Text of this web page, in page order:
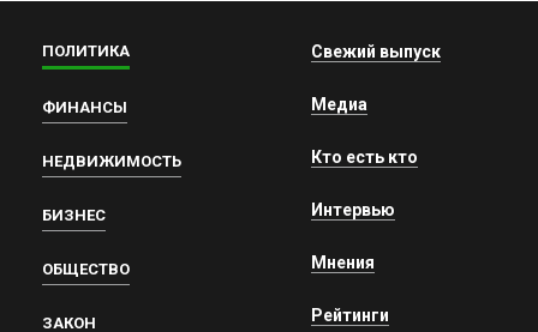
ПОЛИТИКА
ФИНАНСЫ
НЕДВИЖИМОСТЬ
БИЗНЕС
ОБЩЕСТВО
ЗАКОН
Свежий выпуск
Медиа
Кто есть кто
Интервью
Мнения
Рейтинги